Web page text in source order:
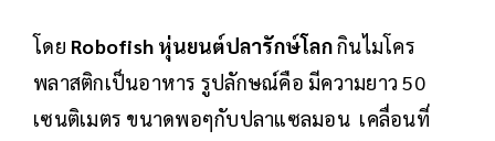
โดย Robofish หุ่นยนต์ปลารักษ์โลกกินไมโคร
พลาสติกเป็นอาหาร รูปลักษณ์คือ มีความยาว 50
เซนติเมตร ขนาดพอๆกับปลาแซลมอน เคลื่อนที่